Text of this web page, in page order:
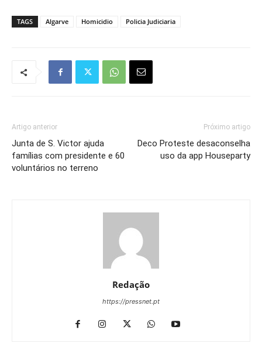
TAGS Algarve Homicidio Policia Judiciaria
Artigo anterior
Junta de S. Victor ajuda
famílias com presidente e 60
voluntários no terreno
Próximo artigo
Deco Proteste desaconselha
uso da app Houseparty
Redação
https://pressnet.pt